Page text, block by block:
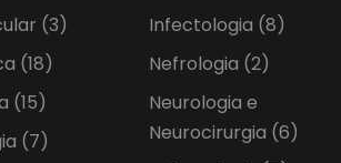
(3)
(18)
(15)
(7)
Infectologia (8)
Nefrologia (2)
Neurologia e
Neurocirurgia (6)